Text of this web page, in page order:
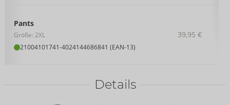
Pants
Größe: 2XL
21004101741-4024144686841 (EAN-13)
39,95 €
Details